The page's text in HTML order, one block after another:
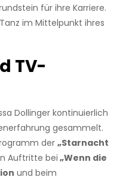
für ihre Karriere.
im Mittelpunkt ihres
TV-
Dollinger kontinuierlich
gesammelt.
der „Starnacht
Auftritte bei „Wenn die
und beim